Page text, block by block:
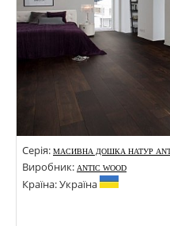
Серія: МАСИВНА ДОШКА НАТУР
Виробник: ANTIC WOOD
Країна: Україна